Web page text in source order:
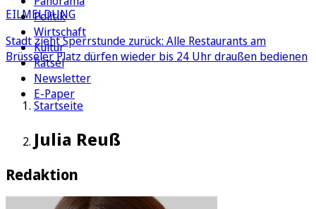
Politik
Wirtschaft
Kultur
Rätsel
Newsletter
E-Paper
EILMELDUNG
Stadt zieht Sperrstunde zurück: Alle Restaurants am
Brüsseler Platz dürfen wieder bis 24 Uhr draußen bedienen
Startseite
Julia Reuß
Redaktion